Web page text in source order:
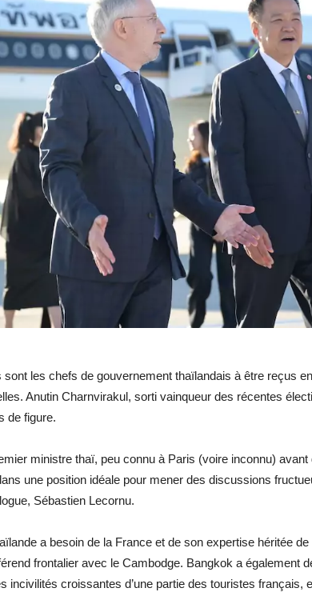
sont les chefs de gouvernement thaïlandais à être reçus
Anutin Charnvirakul, sorti vainqueur des récentes
de figure.
ministre thaï, peu connu à Paris (voire inconnu)
une position idéale pour mener des discussions
Sébastien Lecornu.
a besoin de la France et de son expertise héritée
frontalier avec le Cambodge. Bangkok a également
incivilités croissantes d’une partie des touristes français,